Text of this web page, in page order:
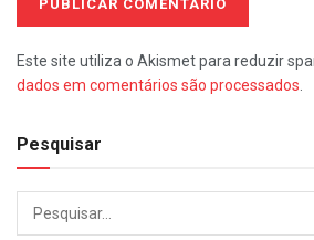
Este site utiliza o Akismet para reduzir
dados em comentários são processados
Pesquisar